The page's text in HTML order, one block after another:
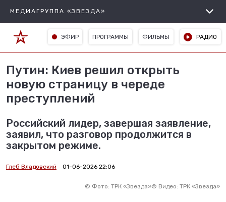
МЕДИАГРУППА «ЗВЕЗДА»
ЭФИР ПРОГРАММЫ ФИЛЬМЫ РАДИО
Путин: Киев решил открыть
новую страницу в череде
преступлений
Российский лидер, завершая заявление,
заявил, что разговор продолжится в
закрытом режиме.
Глеб Владовский 01-06-2026 22:06
© Фото: ТРК «Звезда»© Видео: ТРК «Звезда»